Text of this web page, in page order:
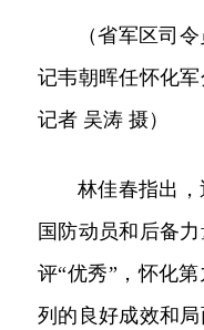
（省军区司
记韦朝晖任怀化
记者 吴涛 摄）
林佳春指出
国防动员和后备
评“优秀”，怀化
列的良好成效和